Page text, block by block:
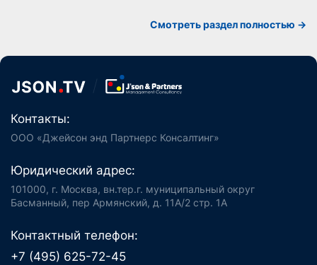
Смотреть раздел полностью ->
Контакты:
ООО «Джейсон энд Партнерс Консалтинг»
Юридический адрес:
101000, г. Москва, вн.тер.г. муниципальный округ
Басманный, пер Армянский, д. 11А/2 стр. 1А
Контактный телефон:
+7 (495) 625-72-45